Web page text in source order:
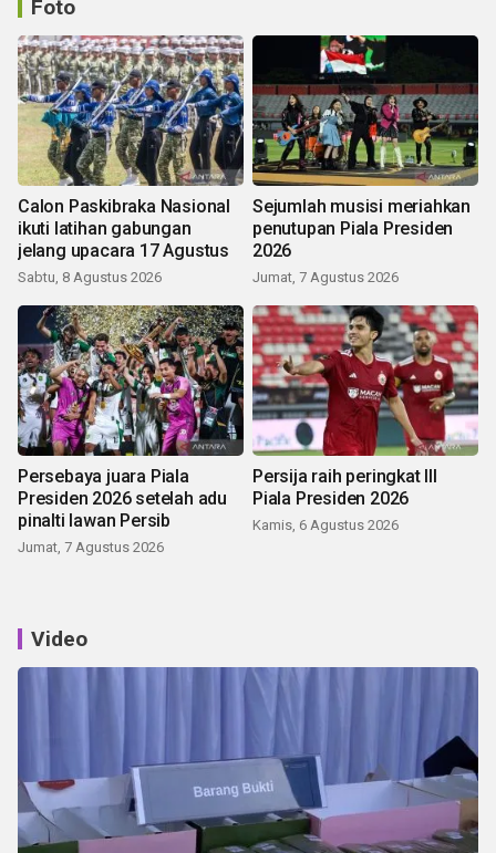
Foto
Calon Paskibraka Nasional
ikuti latihan gabungan
jelang upacara 17 Agustus
Sabtu, 8 Agustus 2026
Sejumlah musisi meriahkan
penutupan Piala Presiden
2026
Jumat, 7 Agustus 2026
Persebaya juara Piala
Presiden 2026 setelah adu
pinalti lawan Persib
Jumat, 7 Agustus 2026
Persija raih peringkat III
Piala Presiden 2026
Kamis, 6 Agustus 2026
Video